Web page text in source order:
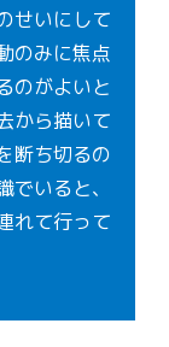
せいにして
のみに焦点
のがよいと
から描いて
断ち切るの
いると、
れて行って